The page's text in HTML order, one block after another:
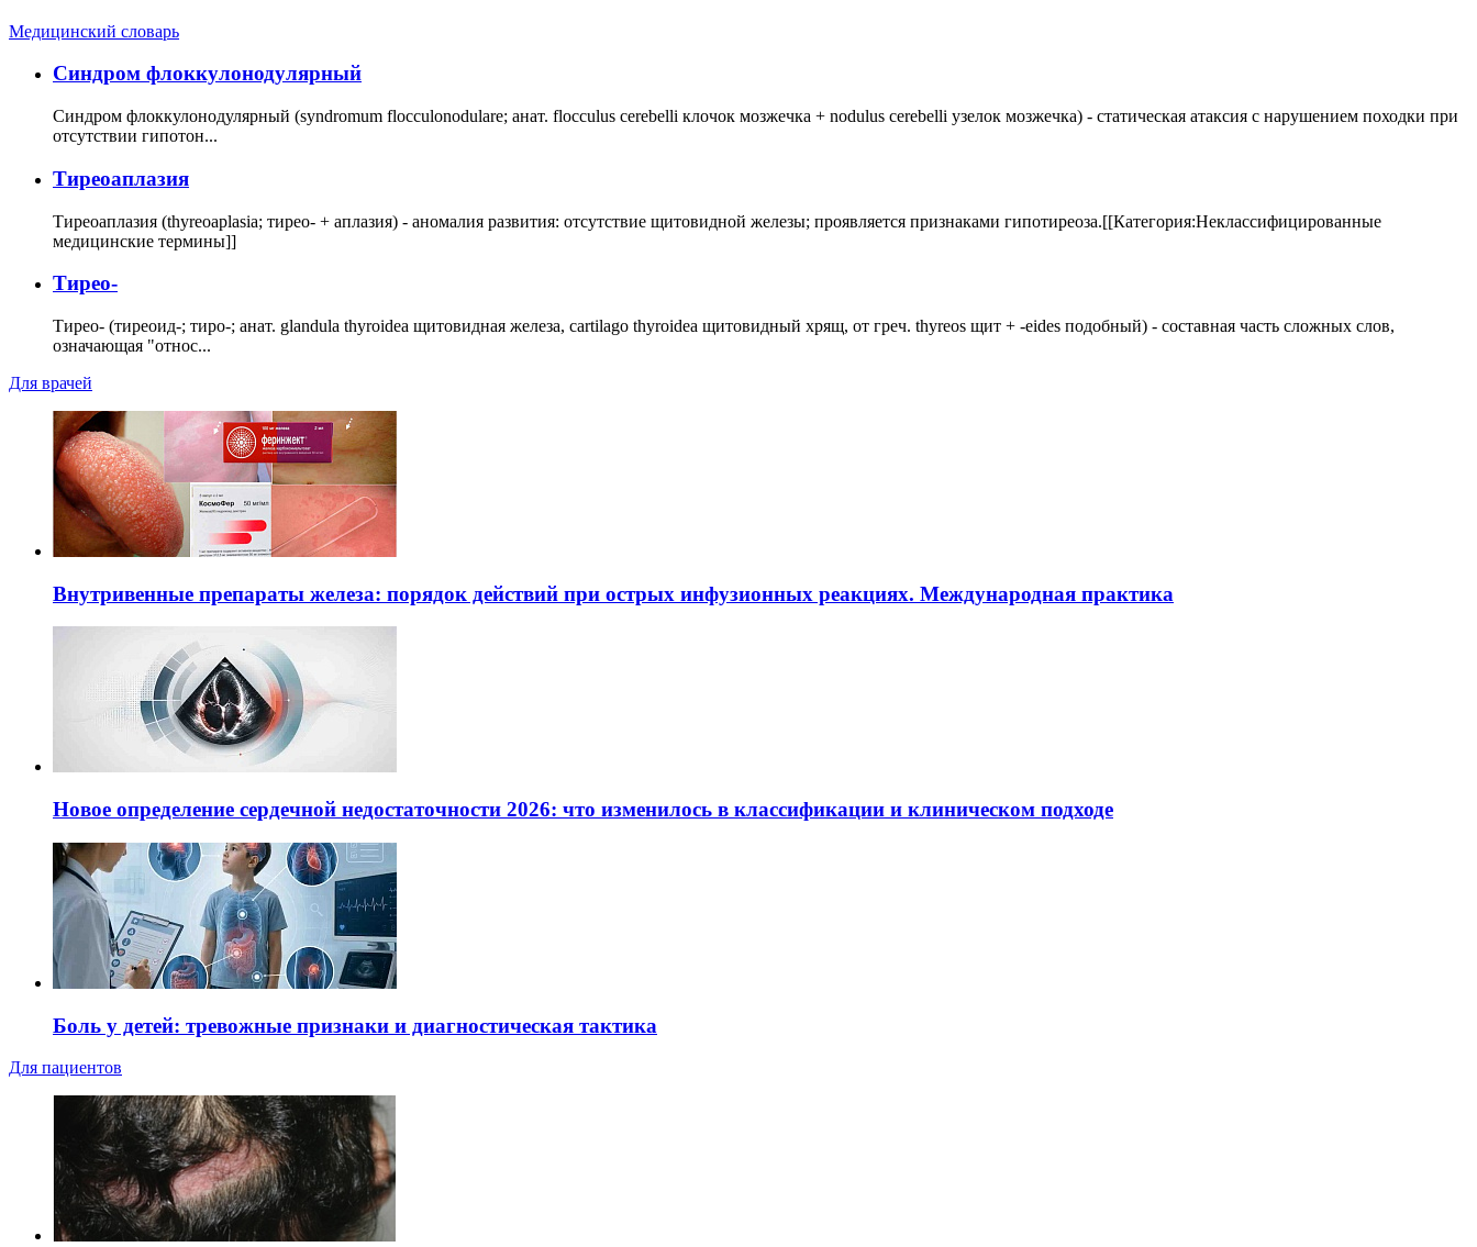
Медицинский словарь
Cиндром флоккулонодулярный
Синдром флоккулонодулярный (syndromum flocculonodulare; анат. flocculus cerebelli клочок мозжечка + nodulus cerebelli узелок мозжечка) - статическая атаксия с нарушением походки при
отсутствии гипотон...
Тиреоаплазия
Тиреоаплазия (thyreoaplasia; тирео- + аплазия) - аномалия развития: отсутствие щитовидной железы; проявляется признаками гипотиреоза.[[Категория:Неклассифицированные
медицинские термины]]
Тирео-
Тирео- (тиреоид-; тиро-; анат. glandula thyroidea щитовидная железа, cartilago thyroidea щитовидный хрящ, от греч. thyreos щит + -eides подобный) - составная часть сложных слов,
означающая "относ...
Для врачей
Внутривенные препараты железа: порядок действий при острых инфузионных реакциях. Международная практика
Новое определение сердечной недостаточности 2026: что изменилось в классификации и клиническом подходе
Боль у детей: тревожные признаки и диагностическая тактика
Для пациентов